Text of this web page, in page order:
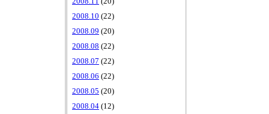
2008.10 (22)
2008.09 (20)
2008.08 (22)
2008.07 (22)
2008.06 (22)
2008.05 (20)
2008.04 (12)